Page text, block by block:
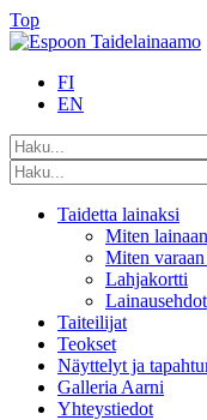
Top
FI
EN
Taidetta lainaksi
Miten
Miten varaan
Lahjakortti
Lainausehdot
Taiteilijat
Teokset
Näyttelyt ja
Galleria Aarni
Yhteystiedot